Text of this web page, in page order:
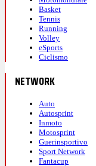
Basket
Tennis
Running
Volley
eSports
Ciclismo
NETWORK
Auto
Autosprint
Inmoto
Motosprint
Guerinsportivo
Sport Network
Fantacup